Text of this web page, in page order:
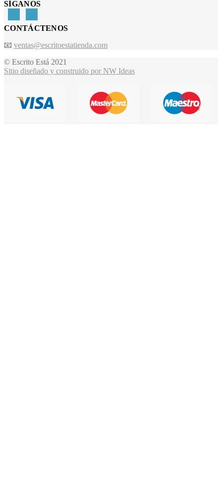
SÍGANOS
CONTÁCTENOS
📧 ventas@escritoestatienda.com
© Escrito Está 2021
Sitio diseñado y construido por NW Ideas